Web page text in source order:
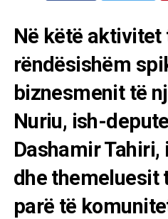
Në këtë aktivitet
rëndësishëm
biznesmenit të
Nuriu, ish-
Dashamir
dhe themeluesit
parë të